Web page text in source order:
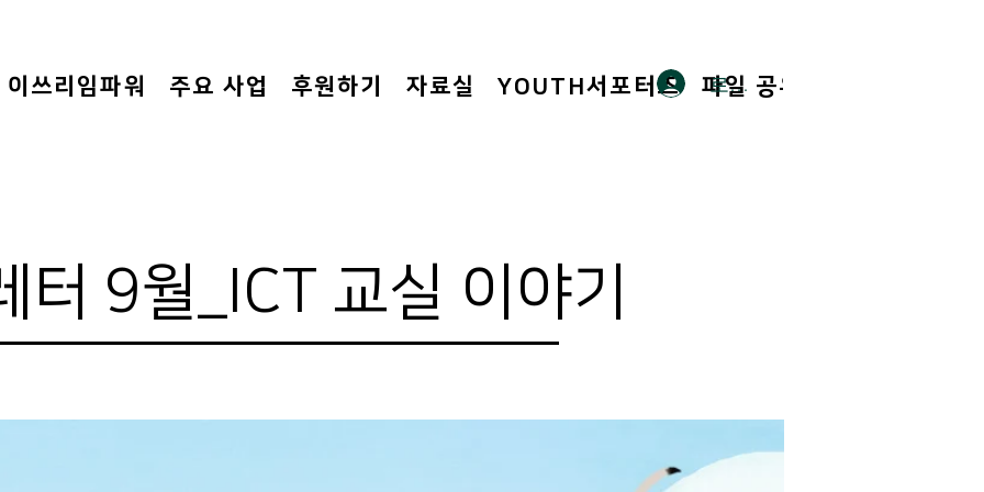
이쓰리임파워 주요 사업 후원하기 자료실 YOUTH서포터즈 파일 공유
로그인
터 9월_ICT 교실 이야기